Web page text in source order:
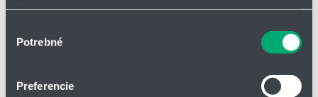
polohe s presnosťou na niekoľko metrov
súhlasu
Potrebné
Preferencie
Guľôčkové ložiskové domce fixné